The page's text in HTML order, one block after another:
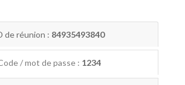
de réunion : 84935493840
/ mot de passe : 1234